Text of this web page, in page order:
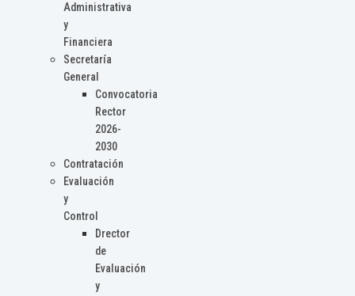
Administrativa
y
Financiera
Secretaría
General
Convocatoria
Rector
2026-
2030
Contratación
Evaluación
y
Control
Drector
de
Evaluación
y